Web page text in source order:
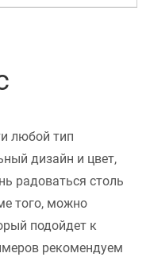
любой тип
дизайн и цвет,
радоваться столь
того, можно
подойдет к
рекомендуем